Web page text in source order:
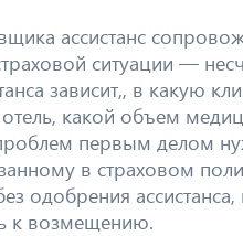
ассистанс
ситуации —
зависит,, в какую
какой объем
первым делом
в страховом
одобрения
к возмещению.